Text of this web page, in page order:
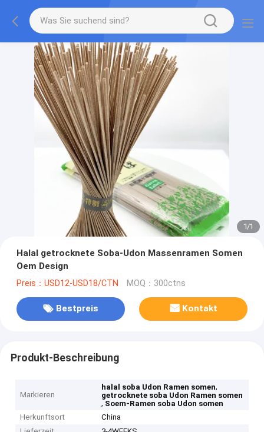
1/1
Halal getrocknete Soba-Udon Massenramen Somen
Oem Design
Preis：USD12-USD18/CTN MOQ：300ctns
Bestpreis Kontakt
Produkt-Beschreibung
Markieren
halal soba Udon Ramen somen,
getrocknete soba Udon Ramen somen
, Soem-Ramen soba Udon somen
Herkunftsort
China